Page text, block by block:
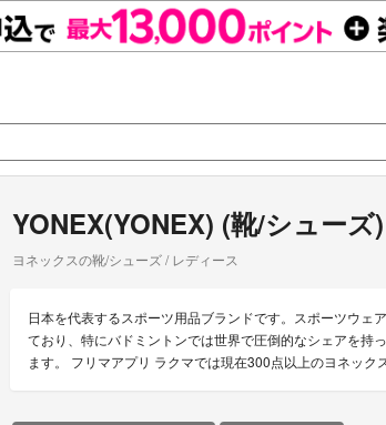
YONEX(YONEX) (靴/シューズ)
ヨネックスの靴/シューズ / レディース
日本を代表するスポーツ用品ブランドです。スポーツウェ
ており、特にバドミントンでは世界で圧倒的なシェアを持
ます。 フリマアプリ ラクマでは現在300点以上のヨネック